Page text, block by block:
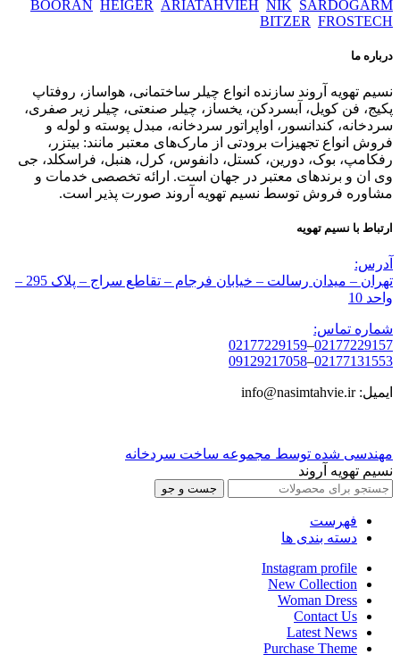
BOORAN HEIGER ARIATAHVIEH NIK SARDOGARM
BITZER FROSTECH
درباره ما
نسیم تهویه آروند سازنده انواع چیلر ساختمانی، هواساز، روفتاپ
پکیج، فن کویل، آبسردکن، یخساز، چیلر صنعتی، چیلر زیر صفری،
سردخانه، کندانسور، اواپراتور سردخانه، مبدل پوسته و لوله و
فروش انواع تجهیزات برودتی از مارک‌های معتبر مانند: بیتزر،
رفکامپ، بوک، دورین، کستل، دانفوس، کرل، هنبل، فراسکلد، جی
وی ان و برندهای معتبر در جهان است. ارائه تخصصی خدمات و
مشاوره فروش توسط نسیم تهویه آروند صورت پذیر است.
ارتباط با نسیم تهویه
آدرس:
تهران – میدان رسالت – خیابان فرجام – تقاطع سراج – پلاک 295 –
واحد 10
شماره تماس:
02177229157
–
02177229159
02177131553
–
09129217058
ایمیل: info@nasimtahvie.ir
مهندسی شده توسط مجموعه ساخت سردخانه
نسیم تهویه آروند
جست و جو
فهرست
دسته بندی ها
Instagram profile
New Collection
Woman Dress
Contact Us
Latest News
Purchase Theme